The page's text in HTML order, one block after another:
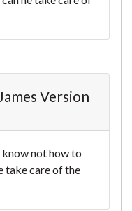
Version
know not how to
take care of the